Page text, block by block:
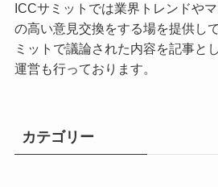
ICCサミットでは業界トレンドや
の高い意見交換をする場を提供し
ミットで議論された内容を記事と
運営も行っております。
カテゴリー